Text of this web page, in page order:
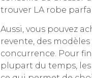
trouver LA robe
Aussi, vous pouvez
revente, des
concurrence. Pour
plupart du temps,